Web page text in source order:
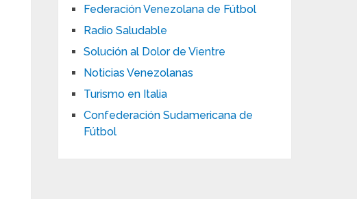
Federación Venezolana de Fútbol
Radio Saludable
Solución al Dolor de Vientre
Noticias Venezolanas
Turismo en Italia
Confederación Sudamericana de
Fútbol